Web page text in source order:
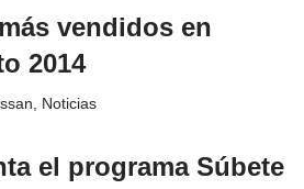
vendidos en
2014
, Noticias
el programa Súbete